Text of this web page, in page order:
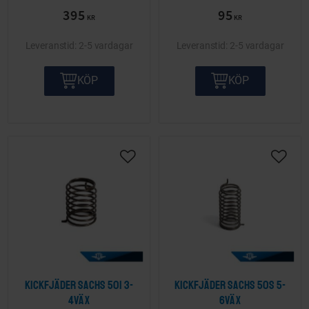
395 KR
2-5 vardagar
KÖP
95 KR
2-5 vardagar
KÖP
Kickfjäder Sachs 501 3-
4väx
Lägg till i önskelista
Kickfjäder Sachs 50S 5-
6väx
Lägg